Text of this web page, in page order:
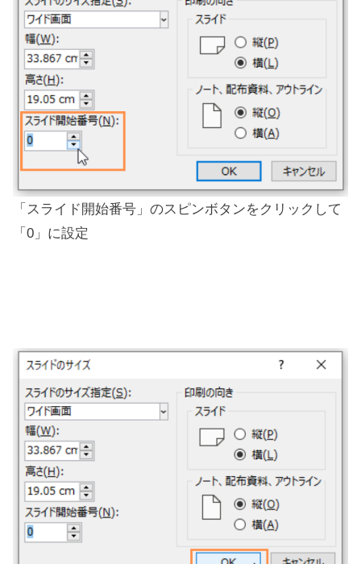
「スライド開始番号」のスピンボタンをクリックして
「0」に設定